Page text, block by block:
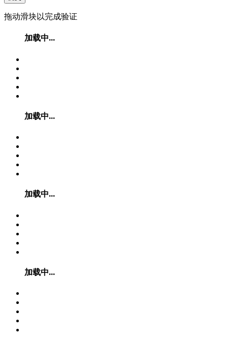
拖动滑块以完成验证
加载中...
加载中...
加载中...
加载中...